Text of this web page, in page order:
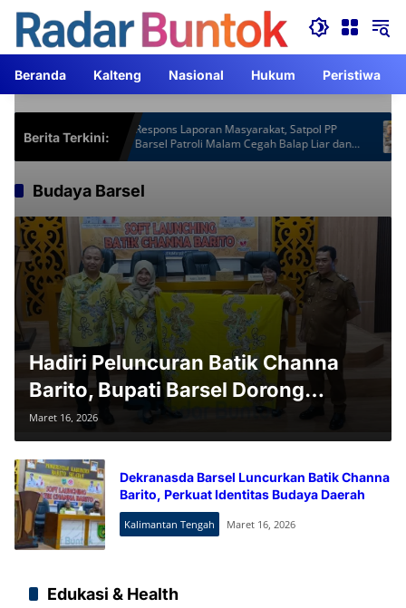
Langsung
konten
Beranda Kalteng Nasional Hukum Peristiwa
Berita Terkini:
Gardu
Respons Laporan Masyarakat, Satpol PP
Barsel Patroli Malam Cegah Balap Liar dan
Knalpot Brong
Budaya Barsel
Hadiri Peluncuran Batik Channa
Barito, Bupati Barsel Dorong
Budaya dan UMKM Lokal
Maret 16, 2026
Dekranasda Barsel Luncurkan Batik Channa
Barito, Perkuat Identitas Budaya Daerah
Kalimantan Tengah Maret 16, 2026
Edukasi & Health